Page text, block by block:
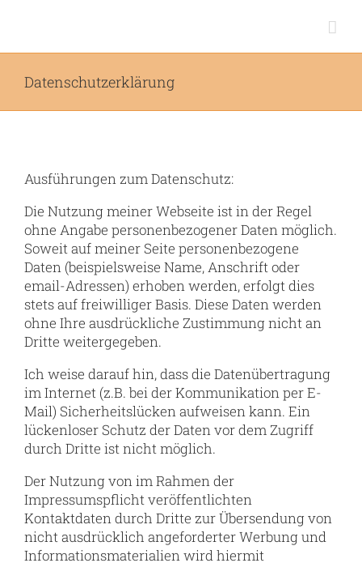
Datenschutzerklärung
Ausführungen zum Datenschutz:
Die Nutzung meiner Webseite ist in der Regel
ohne Angabe personenbezogener Daten möglich.
Soweit auf meiner Seite personenbezogene
Daten (beispielsweise Name, Anschrift oder
email-Adressen) erhoben werden, erfolgt dies
stets auf freiwilliger Basis. Diese Daten werden
ohne Ihre ausdrückliche Zustimmung nicht an
Dritte weitergegeben.
Ich weise darauf hin, dass die Datenübertragung
im Internet (z.B. bei der Kommunikation per E-
Mail) Sicherheitslücken aufweisen kann. Ein
lückenloser Schutz der Daten vor dem Zugriff
durch Dritte ist nicht möglich.
Der Nutzung von im Rahmen der
Impressumspflicht veröffentlichten
Kontaktdaten durch Dritte zur Übersendung von
nicht ausdrücklich angeforderter Werbung und
Informationsmaterialien wird hiermit